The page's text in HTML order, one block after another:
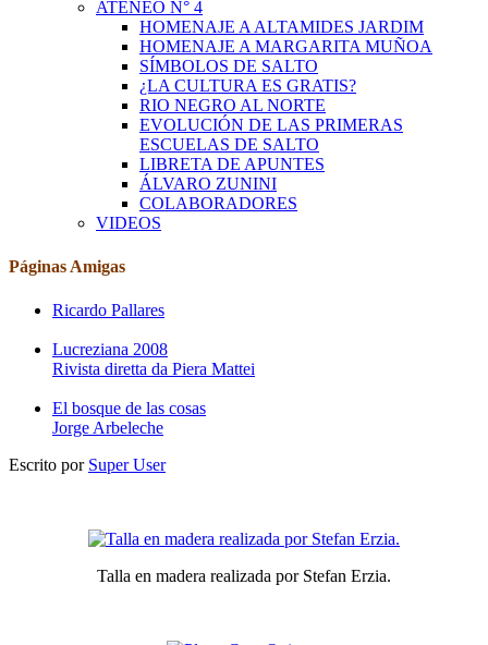
ATENEO N° 4
HOMENAJE A ALTAMIDES JARDIM
HOMENAJE A MARGARITA MUÑOA
SÍMBOLOS DE SALTO
¿LA CULTURA ES GRATIS?
RIO NEGRO AL NORTE
EVOLUCIÓN DE LAS PRIMERAS
ESCUELAS DE SALTO
LIBRETA DE APUNTES
ÁLVARO ZUNINI
COLABORADORES
VIDEOS
Páginas Amigas
Ricardo Pallares
Lucreziana 2008
Rivista diretta da Piera Mattei
El bosque de las cosas
Jorge Arbeleche
Escrito por Super User
Talla en madera realizada por Stefan Erzia.